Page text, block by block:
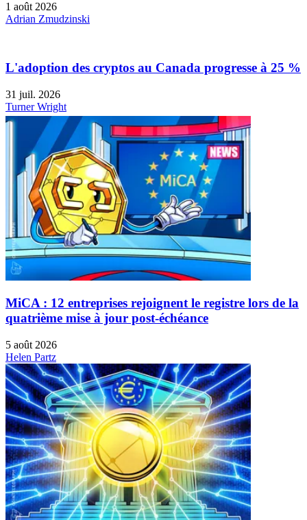
1 août 2026
Adrian Zmudzinski
L'adoption des cryptos au Canada progresse à 25 %
31 juil. 2026
Turner Wright
MiCA : 12 entreprises rejoignent le registre lors de la
quatrième mise à jour post-échéance
5 août 2026
Helen Partz